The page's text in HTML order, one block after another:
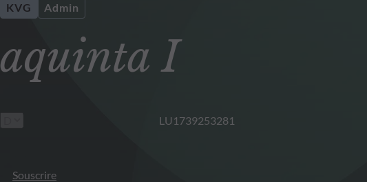
aquinta I
KVG Admin
LU1739253281
Souscrire